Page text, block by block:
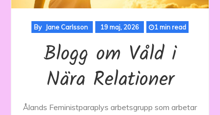
By Jane Carlsson 19 maj, 2026 1 min read
Blogg om Våld i
Nära Relationer
Ålands Feministparaplys arbetsgrupp som arbetar